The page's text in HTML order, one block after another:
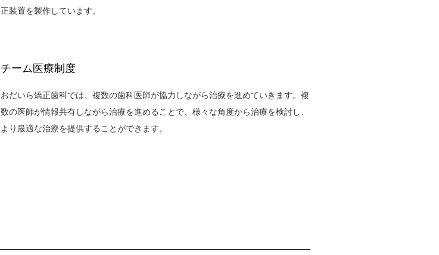
正装置を製作しています。
チーム医療制度
おだいら矯正歯科では、複数の歯科医師が協力しながら治療を進めていきます。複
数の医師が情報共有しながら治療を進めることで、様々な角度から治療を検討し、
より最適な治療を提供することができます。